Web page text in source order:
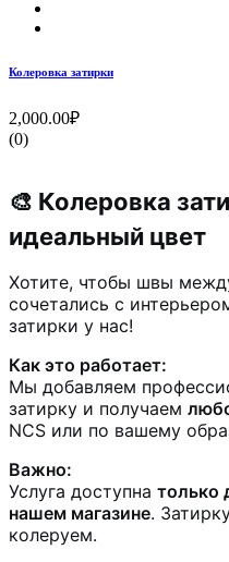
Колеровка затирки
2,000.00₽
(0)
🎨 Колеровка
идеальный цвет
Хотите, чтобы швы
сочетались с
затирки у нас!
Как это работает:
Мы добавляем
затирку и получаем
NCS или по вашему
Важно:
Услуга доступна только
нашем магазине.
колеруем.